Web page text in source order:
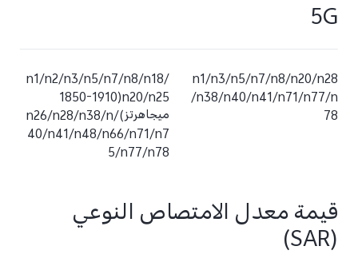
5G
n1/n3/n5/n7/n8/n20/n28
/n38/n40/n41/n71/n77/n
78
n1/n2/n3/n5/n7/n8/n18/
n20/n25(1850-1910
ميجاهرتز)/n26/n28/n38/n
40/n41/n48/n66/n71/n7
5/n77/n78
قيمة معدل الامتصاص النوعي
(SAR)